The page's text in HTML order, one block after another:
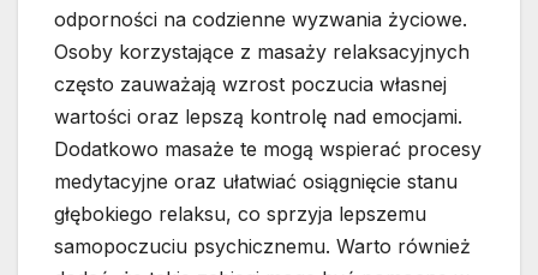
odporności na codzienne wyzwania życiowe.
Osoby korzystające z masaży relaksacyjnych
często zauważają wzrost poczucia własnej
wartości oraz lepszą kontrolę nad emocjami.
Dodatkowo masaże te mogą wspierać procesy
medytacyjne oraz ułatwiać osiągnięcie stanu
głębokiego relaksu, co sprzyja lepszemu
samopoczuciu psychicznemu. Warto również